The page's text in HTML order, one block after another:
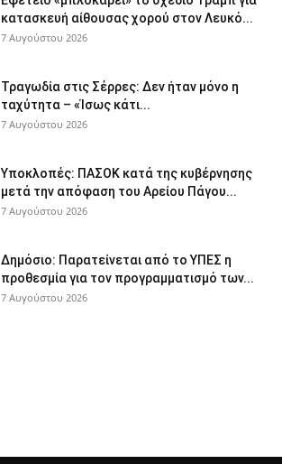
κατασκευή αίθουσας χορού στον Λευκό...
7 Αυγούστου 2026
Τραγωδία στις Σέρρες: Δεν ήταν μόνο η
ταχύτητα – «Ίσως κάτι...
7 Αυγούστου 2026
Υποκλοπές: ΠΑΣΟΚ κατά της κυβέρνησης
μετά την απόφαση του Αρείου Πάγου...
7 Αυγούστου 2026
Δημόσιο: Παρατείνεται από το ΥΠΕΣ η
προθεσμία για τον προγραμματισμό των...
7 Αυγούστου 2026